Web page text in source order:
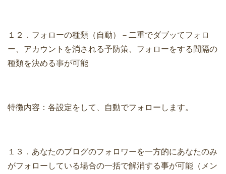
１２．フォローの種類（自動）－二重でダブッてフォロ
ー、アカウントを消される予防策、フォローをする間隔の
種類を決める事が可能
特徴内容：各設定をして、自動でフォローします。
１３．あなたのブログのフォロワーを一方的にあなたのみ
がフォローしている場合の一括で解消する事が可能（メン